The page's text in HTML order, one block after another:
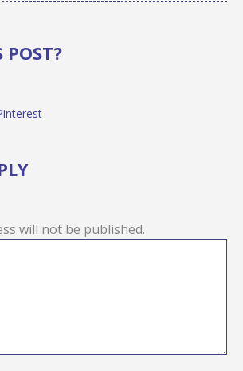
POST?
will not be published.